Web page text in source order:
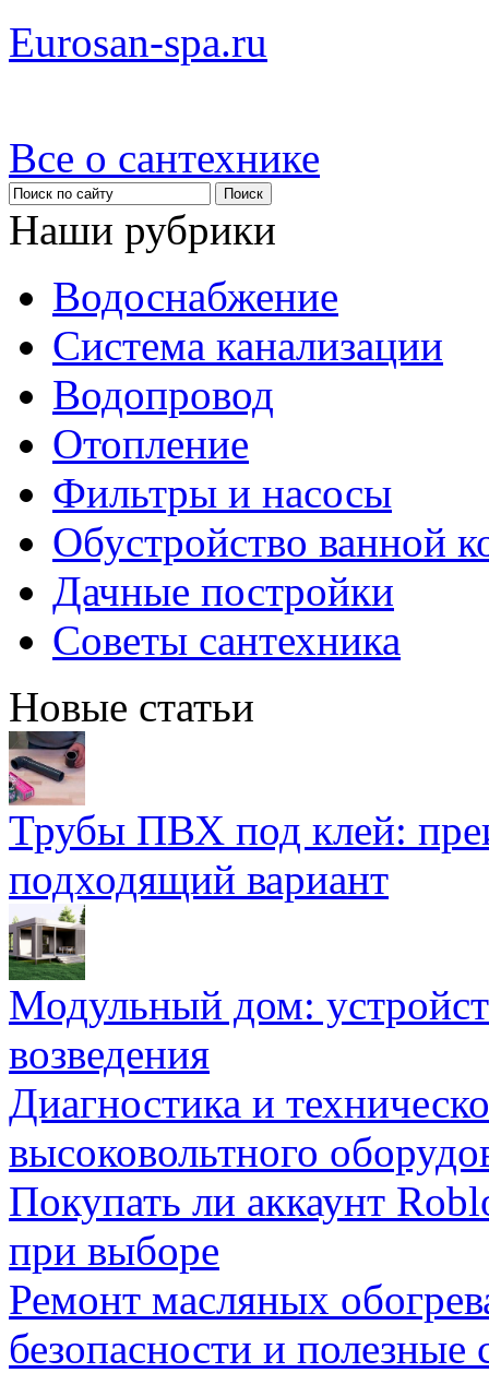
Eurosan-spa.ru
Все о сантехнике
Наши рубрики
Водоснабжение
Система канализации
Водопровод
Отопление
Фильтры и насосы
Обустройство ванной
Дачные постройки
Советы сантехника
Новые статьи
Трубы ПВХ под клей:
подходящий вариант
Модульный дом:
возведения
Диагностика и
высоковольтного
Покупать ли аккаунт
при выборе
Ремонт масляных
безопасности и полезные